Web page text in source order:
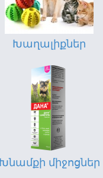
Խաղալիքներ
Խնամքի միջոցներ